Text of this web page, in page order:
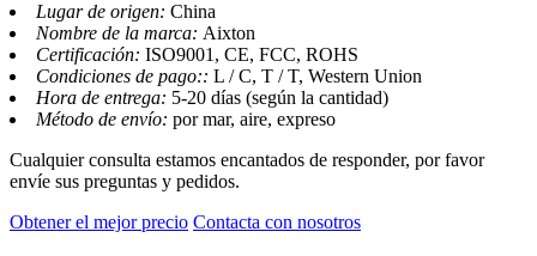
Lugar de origen: China
Nombre de la marca: Aixton
Certificación: ISO9001, CE, FCC, ROHS
Condiciones de pago:: L / C, T / T, Western Union
Hora de entrega: 5-20 días (según la cantidad)
Método de envío: por mar, aire, expreso
Cualquier consulta estamos encantados de responder, por favor
envíe sus preguntas y pedidos.
Obtener el mejor precio Contacta con nosotros